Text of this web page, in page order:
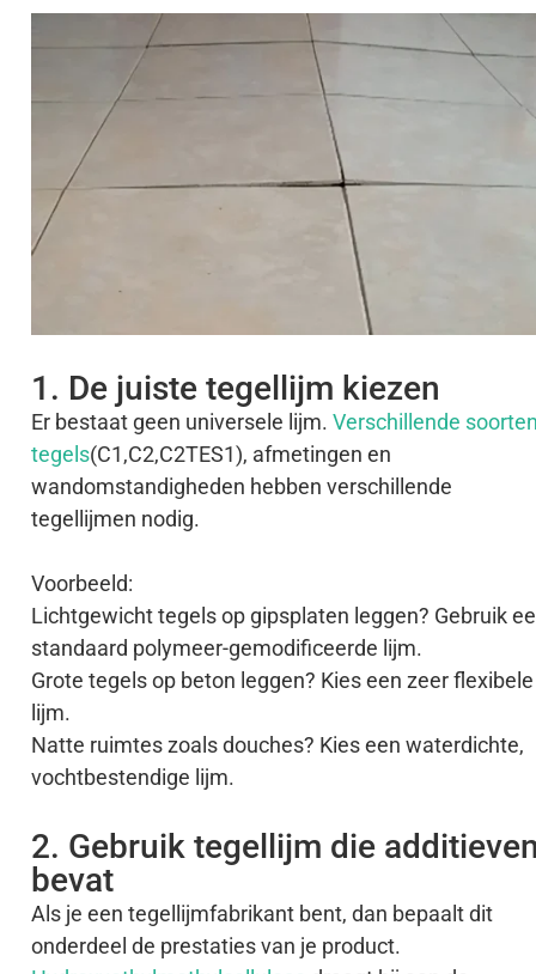
1. De juiste tegellijm kiezen
Er bestaat geen universele lijm. Verschillende
tegels(C1,C2,C2TES1), afmetingen en
wandomstandigheden hebben verschillende
tegellijmen nodig.
Voorbeeld:
Lichtgewicht tegels op gipsplaten leggen? Gebruik
standaard polymeer-gemodificeerde lijm.
Grote tegels op beton leggen? Kies een zeer flexibele
lijm.
Natte ruimtes zoals douches? Kies een waterdichte,
vochtbestendige lijm.
2. Gebruik tegellijm die
bevat
Als je een tegellijmfabrikant bent, dan bepaalt dit
onderdeel de prestaties van je product.